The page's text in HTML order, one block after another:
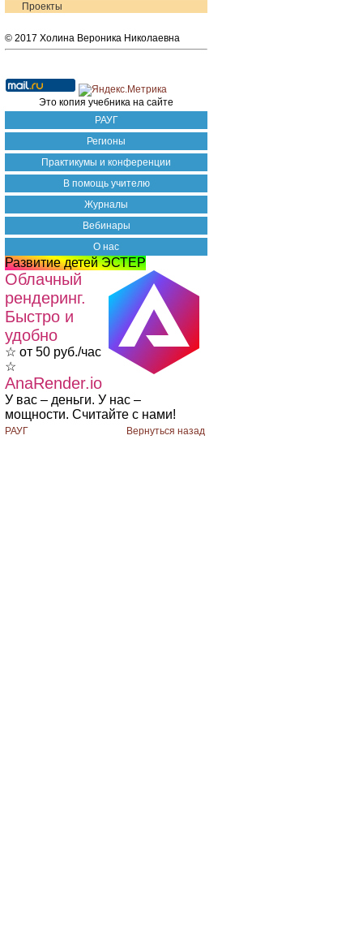
Проекты
© 2017 Холина Вероника Николаевна
Это копия учебника на сайте
РАУГ
Регионы
Практикумы и конференции
В помощь учителю
Журналы
Вебинары
О нас
Развитие детей ЭСТЕР
Облачный
рендеринг.
Быстро и
удобно
☆ от 50 руб./час
☆
AnaRender.io
У вас – деньги. У нас –
мощности. Считайте с нами!
РАУГ Вернуться назад